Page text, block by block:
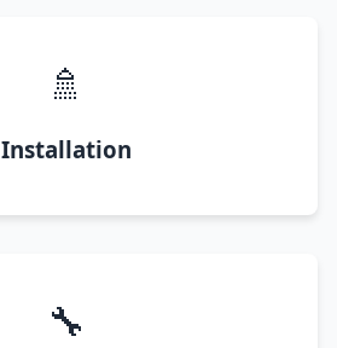
🚿
Installation
🔧